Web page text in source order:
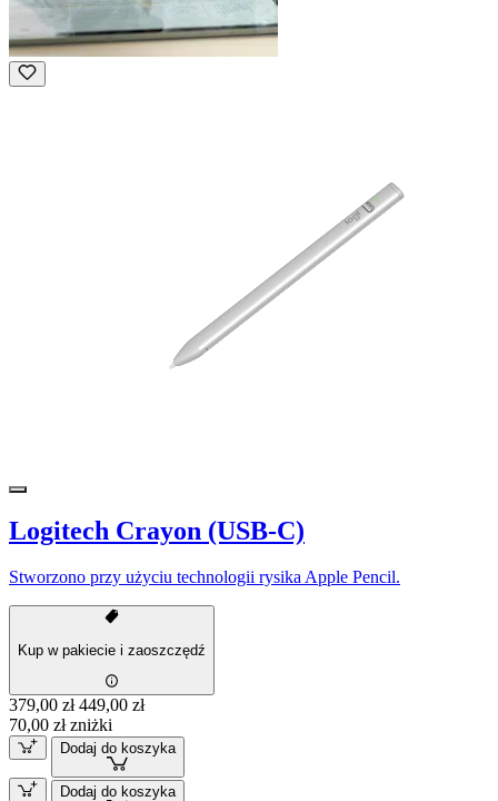
Logitech Crayon (USB-C)
Stworzono przy użyciu technologii rysika Apple Pencil.
Kup w pakiecie i zaoszczędź
379,00 zł 449,00 zł
70,00 zł zniżki
Dodaj do koszyka
Dodaj do koszyka